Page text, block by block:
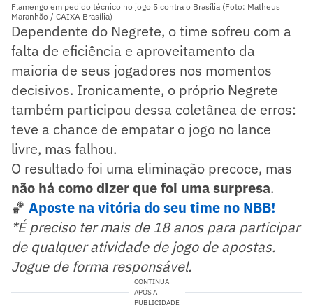
Flamengo em pedido técnico no jogo 5 contra o Brasília (Foto: Matheus
Maranhão / CAIXA Brasília)
Dependente do Negrete, o time sofreu com a
falta de eficiência e aproveitamento da
maioria de seus jogadores nos momentos
decisivos. Ironicamente, o próprio Negrete
também participou dessa coletânea de erros:
teve a chance de empatar o jogo no lance
livre, mas falhou.
O resultado foi uma eliminação precoce, mas
não há como dizer que foi uma surpresa.
🏀 Aposte na vitória do seu time no NBB!
*É preciso ter mais de 18 anos para participar
de qualquer atividade de jogo de apostas.
Jogue de forma responsável.
CONTINUA
APÓS A
PUBLICIDADE